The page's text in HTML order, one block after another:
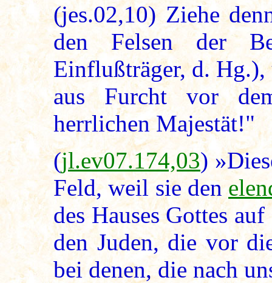
(jes.02,10) Ziehe
den Felsen der
Einflußträger, d.
aus Furcht vor
herrlichen Majestät!"
(jl.ev07.174,03)
Feld, weil sie den
des Hauses Gottes
den Juden, die vor
bei denen, die nach